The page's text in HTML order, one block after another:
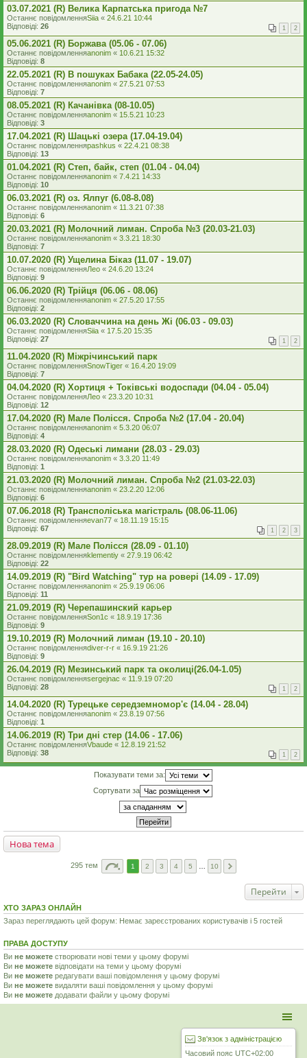
03.07.2021 (R) Велика Карпатська пригода №7
Останнє повідомленняSiia « 24.6.21 10:44
Відповіді: 26 1 2
05.06.2021 (R) Боржава (05.06 - 07.06)
Останнє повідомленняanonim « 10.6.21 15:32
Відповіді: 8
22.05.2021 (R) В пошуках Бабака (22.05-24.05)
Останнє повідомленняanonim « 27.5.21 07:53
Відповіді: 7
08.05.2021 (R) Качанівка (08-10.05)
Останнє повідомленняanonim « 15.5.21 10:23
Відповіді: 3
17.04.2021 (R) Шацькі озера (17.04-19.04)
Останнє повідомленняpashkus « 22.4.21 08:38
Відповіді: 13
01.04.2021 (R) Степ, байк, степ (01.04 - 04.04)
Останнє повідомленняanonim « 7.4.21 14:33
Відповіді: 10
06.03.2021 (R) оз. Ялпуг (6.08-8.08)
Останнє повідомленняanonim « 11.3.21 07:38
Відповіді: 6
20.03.2021 (R) Молочний лиман. Спроба №3 (20.03-21.03)
Останнє повідомленняanonim « 3.3.21 18:30
Відповіді: 7
10.07.2020 (R) Ущелина Біказ (11.07 - 19.07)
Останнє повідомленняЛео « 24.6.20 13:24
Відповіді: 9
06.06.2020 (R) Трійця (06.06 - 08.06)
Останнє повідомленняanonim « 27.5.20 17:55
Відповіді: 2
06.03.2020 (R) Словаччина на день Жі (06.03 - 09.03)
Останнє повідомленняSiia « 17.5.20 15:35
Відповіді: 27 1 2
11.04.2020 (R) Міжрічинський парк
Останнє повідомленняSnowTiger « 16.4.20 19:09
Відповіді: 7
04.04.2020 (R) Хортиця + Токівські водоспади (04.04 - 05.04)
Останнє повідомленняЛео « 23.3.20 10:31
Відповіді: 12
17.04.2020 (R) Мале Полісся. Спроба №2 (17.04 - 20.04)
Останнє повідомленняanonim « 5.3.20 06:07
Відповіді: 4
28.03.2020 (R) Одеські лимани (28.03 - 29.03)
Останнє повідомленняanonim « 3.3.20 11:49
Відповіді: 1
21.03.2020 (R) Молочний лиман. Спроба №2 (21.03-22.03)
Останнє повідомленняanonim « 23.2.20 12:06
Відповіді: 6
07.06.2018 (R) Трансполіська магістраль (08.06-11.06)
Останнє повідомленняevan77 « 18.11.19 15:15
Відповіді: 67 1 2 3
28.09.2019 (R) Мале Полісся (28.09 - 01.10)
Останнє повідомленняklementiy « 27.9.19 06:42
Відповіді: 22
14.09.2019 (R) "Bird Watching" тур на ровері (14.09 - 17.09)
Останнє повідомленняanonim « 25.9.19 06:06
Відповіді: 11
21.09.2019 (R) Черепашинский карьер
Останнє повідомленняSon1c « 18.9.19 17:36
Відповіді: 9
19.10.2019 (R) Молочний лиман (19.10 - 20.10)
Останнє повідомленняdiver-r-r « 16.9.19 21:26
Відповіді: 9
26.04.2019 (R) Мезинський парк та околиці(26.04-1.05)
Останнє повідомленняsergejnac « 11.9.19 07:20
Відповіді: 28 1 2
14.04.2020 (R) Турецьке середземномор'є (14.04 - 28.04)
Останнє повідомленняanonim « 23.8.19 07:56
Відповіді: 1
14.06.2019 (R) Три дні стер (14.06 - 17.06)
Останнє повідомленняVbaude « 12.8.19 21:52
Відповіді: 38 1 2
Показувати теми за:
Сортувати за
Нова тема
295 тем 1 2 3 4 5 10
Перейти
ХТО ЗАРАЗ ОНЛАЙН
Зараз переглядають цей форум: Немає зареєстрованих користувачів і 5 гостей
ПРАВА ДОСТУПУ
Ви не можете створювати нові теми у цьому форумі
Ви не можете відповідати на теми у цьому форумі
Ви не можете редагувати ваші повідомлення у цьому форумі
Ви не можете видаляти ваші повідомлення у цьому форумі
Ви не можете додавати файли у цьому форумі
Зв'язок з адміністрацією
Часовий пояс UTC+02:00